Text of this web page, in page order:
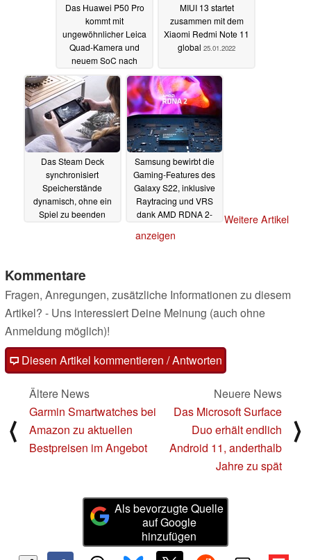
Das Huawei P50 Pro
kommt mit
ungewöhnlicher Leica
Quad-Kamera und
neuem SoC nach
Europa26.01.2022
MIUI 13 startet
zusammen mit dem
Xiaomi Redmi Note 11
global 25.01.2022
Das Steam Deck
synchronisiert
Speicherstände
dynamisch, ohne ein
Spiel zu beenden
Samsung bewirbt die
Gaming-Features des
Galaxy S22, inklusive
Raytracing und VRS
dank AMD RDNA 2-
Weitere Artikel
anzeigen
Kommentare
Fragen, Anregungen, zusätzliche Informationen zu diesem
Artikel? - Uns interessiert Deine Meinung (auch ohne
Anmeldung möglich)!
Diesen Artikel kommentieren / Antworten
⟨
Ältere News
Garmin Smartwatches bei
Amazon zu aktuellen
Bestpreisen im Angebot
Neuere News
Das Microsoft Surface
Duo erhält endlich
Android 11, anderthalb
Jahre zu spät
⟩
Als bevorzugte Quelle
auf Google
hinzufügen